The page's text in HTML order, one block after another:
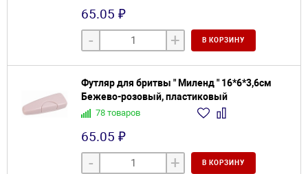
65.05 ₽
- + В КОРЗИНУ
Футляр для бритвы " Миленд " 16*6*3,6см
Бежево-розовый, пластиковый
78 товаров
65.05 ₽
- + В КОРЗИНУ